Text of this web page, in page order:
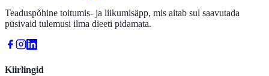
Teaduspõhine toitumis- ja liikumisäpp, mis aitab sul saavutada
püsivaid tulemusi ilma dieeti pidamata.
Kiirlingid